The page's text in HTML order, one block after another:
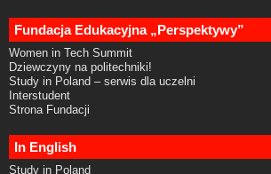
Fundacja Edukacyjna „Perspektywy”
Women in Tech Summit
Dziewczyny na politechniki!
Study in Poland – serwis dla uczelni
Interstudent
Strona Fundacji
In English
Study in Poland